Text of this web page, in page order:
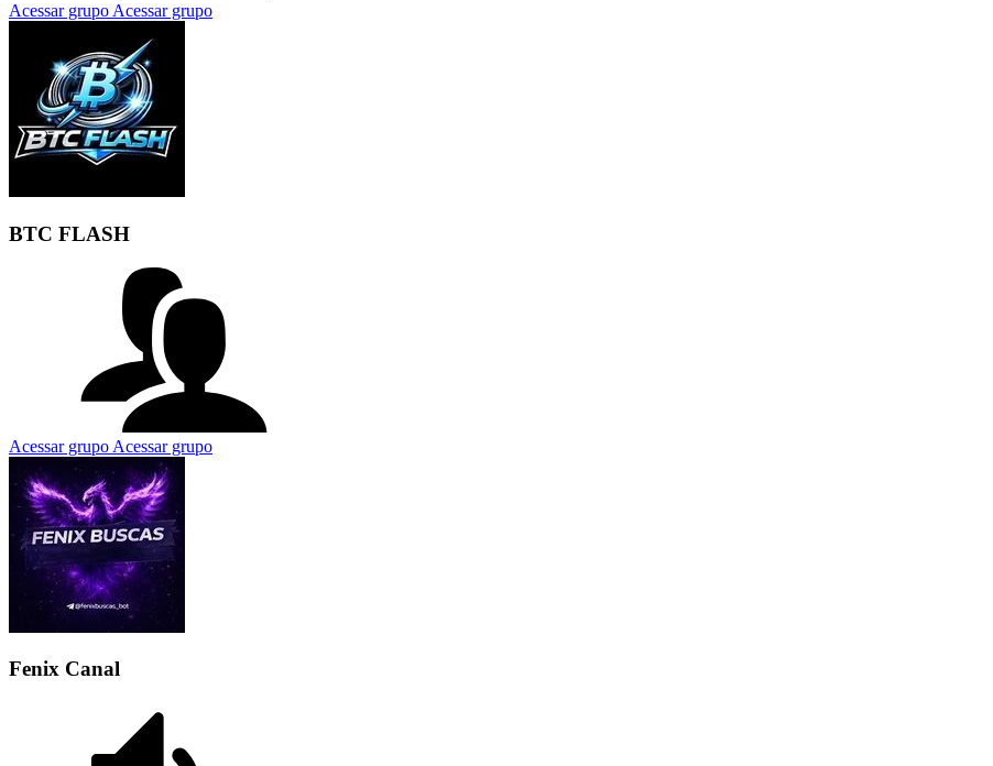
Acessar grupo Acessar grupo
BTC FLASH
Acessar grupo Acessar grupo
Fenix Canal